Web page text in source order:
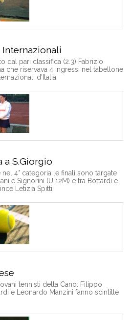
dal pari classifica (2.3) Fabrizio
che riservava 4 ingressi nel tabellone
d'Italia.
a S.Giorgio
4° categoria le finali sono targate
e Signorini (U 12M) e tra Bottardi e
Letizia Spitti.
tennisti della Cano: Filippo
e Leonardo Manzini fanno scintille